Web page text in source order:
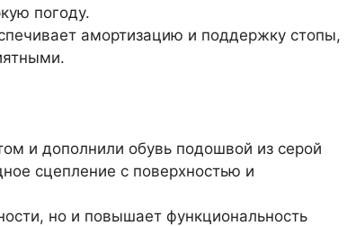
погоду.
амортизацию и поддержку стопы,
и дополнили обувь подошвой из серой
сцепление с поверхностью и
но и повышает функциональность